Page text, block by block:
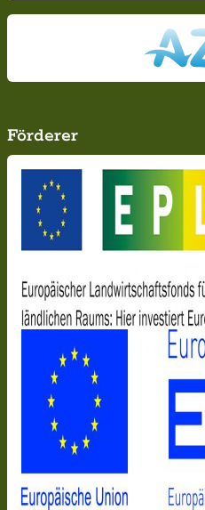
Förderer